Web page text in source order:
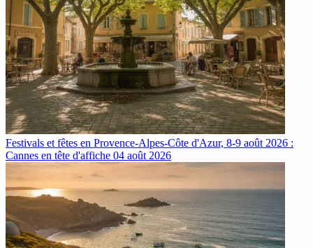
Festivals et fêtes en Provence-Alpes-Côte d'Azur, 8-9 août 2026 :
Cannes en tête d'affiche 04 août 2026